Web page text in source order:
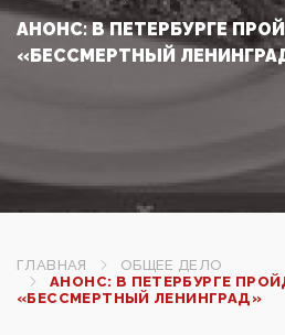
АНОНС: В ПЕТЕРБУРГЕ
«БЕССМЕРТНЫЙ
ГЛАВНАЯ
ОБЩЕЕ ДЕЛО
АНОНС: В ПЕТЕРБУРГЕ
«БЕССМЕРТНЫЙ ЛЕНИНГРАД»